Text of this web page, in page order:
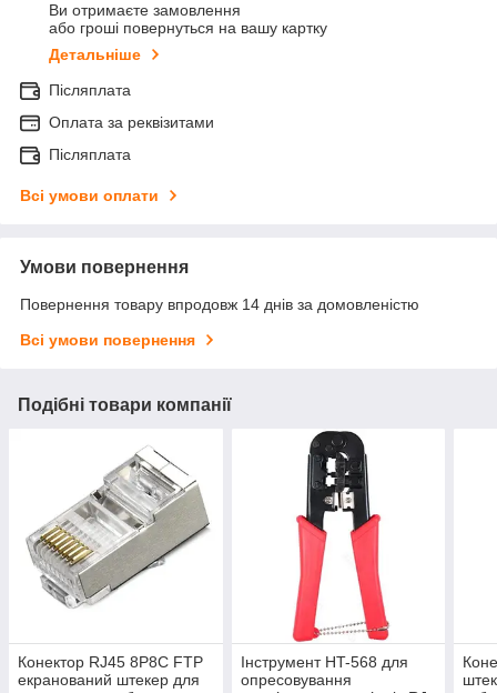
Ви отримаєте замовлення
або гроші повернуться на вашу картку
Детальніше
Післяплата
Оплата за реквізитами
Післяплата
Всі умови оплати
Умови повернення
Повернення товару впродовж 14 днів за домовленістю
Всі умови повернення
Подібні товари компанії
Конектор RJ45 8P8C FTP
екранований штекер для
Інструмент HT-568 для
опресовування